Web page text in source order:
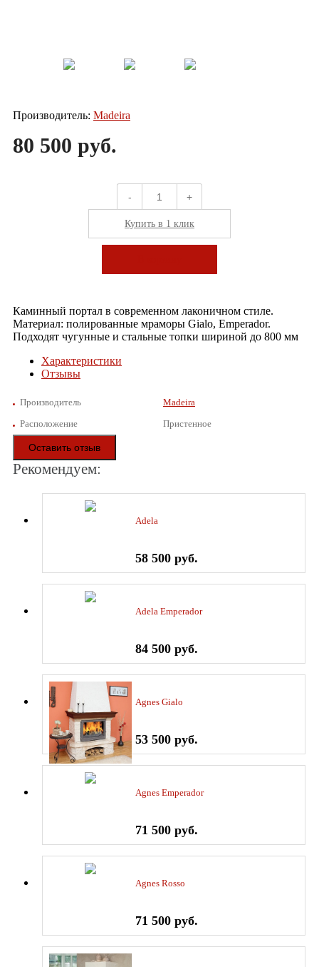
Производитель: Madeira
80 500 руб.
- +
Купить в 1 клик
Каминный портал в современном лаконичном стиле.
Материал: полированные мраморы Gialo, Emperador.
Подходят чугунные и стальные топки шириной до 800 мм
Характеристики
Отзывы
Производитель
Madeira
Расположение
Пристенное
Оставить отзыв
Рекомендуем:
Adela
58 500 руб.
Adela Emperador
84 500 руб.
Agnes Gialo
53 500 руб.
Agnes Emperador
71 500 руб.
Agnes Rosso
71 500 руб.